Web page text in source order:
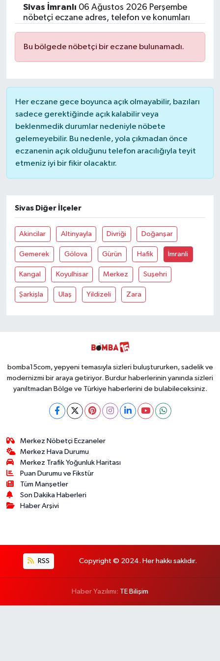
Sivas İmranlı 06 Ağustos 2026 Perşembe
nöbetçi eczane adres, telefon ve konumları
Bu bölgede nöbetçi bir eczane bulunamadı.
Her eczane gece boyunca açık olmayabilir, bazıları
sadece gerektiğinde açık kalabilir veya
beklenmedik durumlar nedeniyle nöbete
gelemeyebilir. Bu nedenle, yola çıkmadan önce
eczanenin açık olduğunu telefon aracılığıyla teyit
etmeniz iyi bir fikir olacaktır.
Sivas Diğer İlçeler
Akincilar Altinyayla Divriği Doğanşar
Gemerek Gölova Gürün Hafik İmranli
Kangal Koyulhisar Merkez Suşehri
Şarkişla Ulaş Yildizeli Zara
bomba15com, yepyeni temasıyla sizleri buluştururken, sadelik ve
modernizmi bir araya getiriyor. Burdur haberlerinin yanında sizleri
yanıltmadan Bölge ve Türkiye haberlerini de bulabileceksiniz.
Merkez Nöbetçi Eczaneler
Merkez Hava Durumu
Merkez Trafik Yoğunluk Haritası
Puan Durumu ve Fikstür
Tüm Manşetler
Son Dakika Haberleri
Haber Arşivi
RSS Copyright © 2024. Her hakkı saklıdır.
Haber Yazılımı: TE Bilişim
Siyasetçi
Spor